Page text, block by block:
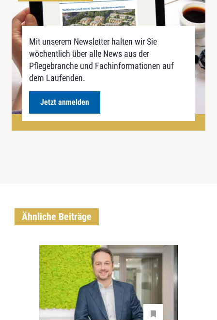
Mit unserem Newsletter halten wir Sie
wöchentlich über alle News aus der
Pflegebranche und Fachinformationen auf
dem Laufenden.
Jetzt anmelden
Ähnliche Beiträge